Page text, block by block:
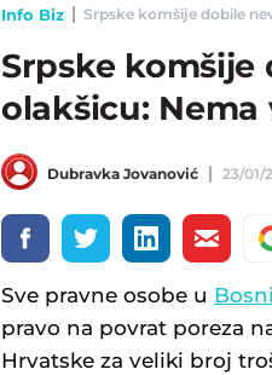
Info Biz Srpske komšije dobile
Srpske
olakšicu: Nema
Dubravka Jovanović 23/01/
Sve pravne osobe u
pravo na povrat poreza
Hrvatske za veliki broj